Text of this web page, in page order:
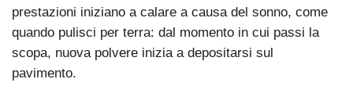
prestazioni iniziano a calare a causa del sonno, come
quando pulisci per terra: dal momento in cui passi la
scopa, nuova polvere inizia a depositarsi sul
pavimento.